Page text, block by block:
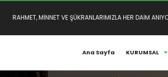
YENİDEN YAYINDAYIZ
TULUMUN TARİHÇESİ SUNUM VE SÖYLEŞİSİ..
Ana Sayfa KURUMSAL